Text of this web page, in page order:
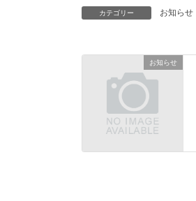
カテゴリー お知らせ
お知らせ